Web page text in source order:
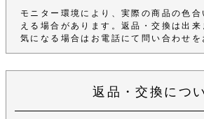
モニター環境により、実際の商品の色
える場合があります。返品・交換は出
気になる場合はお電話にて問い合わせを
返品・交換につ